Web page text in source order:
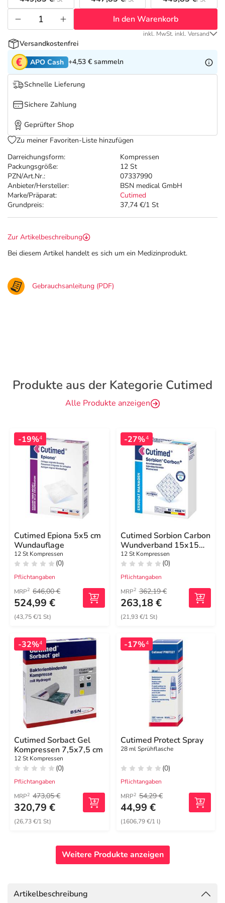
Tierapotheke
Vitamine & Mineralstoffe
Marken
Salus Deals
Darreichungsform:
Kompressen
Packungsgröße:
12 St
PZN/Art.Nr.:
07337990
Anbieter/Hersteller:
BSN medical GmbH
Marke/Präparat:
Cutimed
Grundpreis:
37,74 €/1 St
In den Warenkorb
inkl. MwSt. inkl. Versand
Versandkostenfrei
APO Cash +4,53 € sammeln
Schnelle Lieferung
Sichere Zahlung
Geprüfter Shop
Zu meiner Favoriten-Liste hinzufügen
Zur Artikelbeschreibung
Bei diesem Artikel handelt es sich um ein Medizinprodukt.
Gebrauchsanleitung (PDF)
Produkte aus der Kategorie Cutimed
Alle Produkte anzeigen
-19%4
Cutimed Epiona 5x5 cm
Wundauflage
12 St Kompressen
(0)
Pflichtangaben
MRP2 646,00 €
524,99 €
(43,75 €/1 St)
-27%4
Cutimed Sorbion Carbon
Wundverband 15x15
cm steril
12 St Kompressen
(0)
Pflichtangaben
MRP2 362,19 €
263,18 €
(21,93 €/1 St)
-32%4
Cutimed Sorbact Gel
Kompressen 7,5x7,5 cm
12 St Kompressen
(0)
Pflichtangaben
MRP2 473,05 €
320,79 €
(26,73 €/1 St)
-17%4
Cutimed Protect Spray
28 ml Sprühflasche
(0)
Pflichtangaben
MRP2 54,29 €
44,99 €
(1606,79 €/1 l)
Weitere Produkte anzeigen
Artikelbeschreibung